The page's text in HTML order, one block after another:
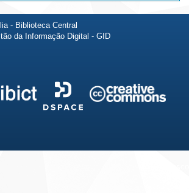
- Biblioteca Central
da Informação Digital - GID